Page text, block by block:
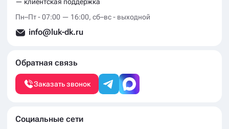
— клиентская поддержка
Пн–Пт - 07:00 — 16:00, сб–вс - выходной
info@luk-dk.ru
Обратная связь
Заказать звонок
Социальные сети